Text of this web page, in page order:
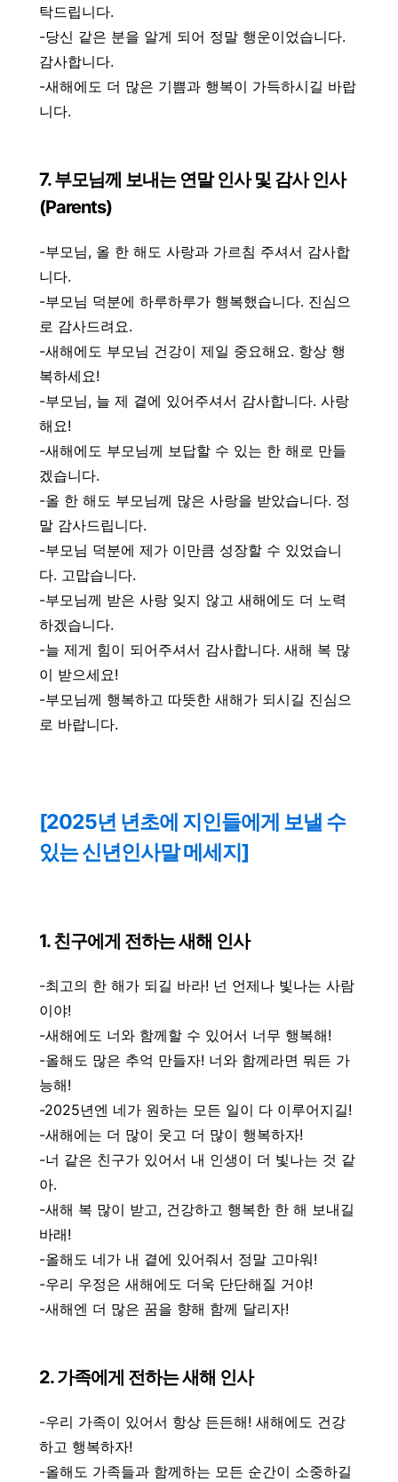
탁드립니다.
-당신 같은 분을 알게 되어 정말 행운이었습니다.
감사합니다.
-새해에도 더 많은 기쁨과 행복이 가득하시길 바랍
니다.
7. 부모님께 보내는 연말 인사 및 감사 인사
(Parents)
-부모님, 올 한 해도 사랑과 가르침 주셔서 감사합
니다.
-부모님 덕분에 하루하루가 행복했습니다. 진심으
로 감사드려요.
-새해에도 부모님 건강이 제일 중요해요. 항상 행
복하세요!
-부모님, 늘 제 곁에 있어주셔서 감사합니다. 사랑
해요!
-새해에도 부모님께 보답할 수 있는 한 해로 만들
겠습니다.
-올 한 해도 부모님께 많은 사랑을 받았습니다. 정
말 감사드립니다.
-부모님 덕분에 제가 이만큼 성장할 수 있었습니
다. 고맙습니다.
-부모님께 받은 사랑 잊지 않고 새해에도 더 노력
하겠습니다.
-늘 제게 힘이 되어주셔서 감사합니다. 새해 복 많
이 받으세요!
-부모님께 행복하고 따뜻한 새해가 되시길 진심으
로 바랍니다.
[2025년 년초에 지인들에게 보낼 수
있는 신년인사말 메세지]
1. 친구에게 전하는 새해 인사
-최고의 한 해가 되길 바라! 넌 언제나 빛나는 사람
이야!
-새해에도 너와 함께할 수 있어서 너무 행복해!
-올해도 많은 추억 만들자! 너와 함께라면 뭐든 가
능해!
-2025년엔 네가 원하는 모든 일이 다 이루어지길!
-새해에는 더 많이 웃고 더 많이 행복하자!
-너 같은 친구가 있어서 내 인생이 더 빛나는 것 같
아.
-새해 복 많이 받고, 건강하고 행복한 한 해 보내길
바래!
-올해도 네가 내 곁에 있어줘서 정말 고마워!
-우리 우정은 새해에도 더욱 단단해질 거야!
-새해엔 더 많은 꿈을 향해 함께 달리자!
2. 가족에게 전하는 새해 인사
-우리 가족이 있어서 항상 든든해! 새해에도 건강
하고 행복하자!
-올해도 가족들과 함께하는 모든 순간이 소중하길